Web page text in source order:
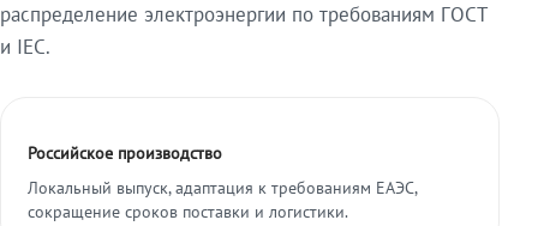
распределение электроэнергии по требованиям ГОСТ
и IEC.
Российское производство
Локальный выпуск, адаптация к требованиям ЕАЭС,
сокращение сроков поставки и логистики.